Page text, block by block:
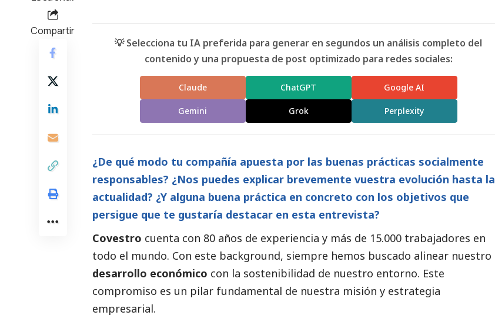
Compartir
💡 Selecciona tu IA preferida para generar en segundos un análisis completo del
contenido y una propuesta de post optimizado para redes sociales:
Claude ChatGPT Google AI
Gemini Grok Perplexity
¿De qué modo tu compañía apuesta por las buenas prácticas socialmente
responsables? ¿Nos puedes explicar brevemente vuestra evolución hasta la
actualidad? ¿Y alguna buena práctica en concreto con los objetivos que
persigue que te gustaría destacar en esta entrevista?
Covestro cuenta con 80 años de experiencia y más de 15.000 trabajadores en
todo el mundo. Con este background, siempre hemos buscado alinear nuestro
desarrollo económico con la sostenibilidad de nuestro entorno. Este
compromiso es un pilar fundamental de nuestra misión y estrategia
empresarial.